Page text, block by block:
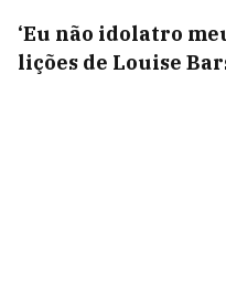
‘Eu não idolatro
lições de Louise